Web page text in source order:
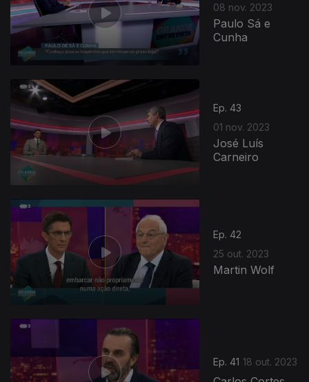
08 nov. 2023
Paulo Sá e
Cunha
Ep. 43
01 nov. 2023
José Luís
Carneiro
Ep. 42
25 out. 2023
Martin Wolf
Ep. 41 18 out. 2023
722548